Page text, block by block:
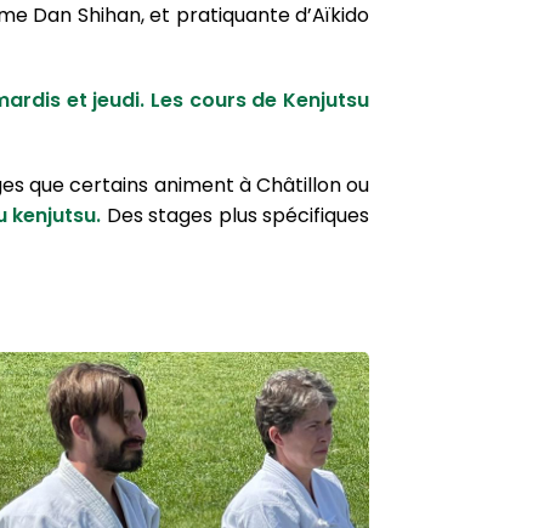
Dan Shihan, et pratiquante d’Aïkido
et jeudi. Les cours de Kenjutsu
que certains animent à Châtillon ou
kenjutsu. Des stages plus spécifiques